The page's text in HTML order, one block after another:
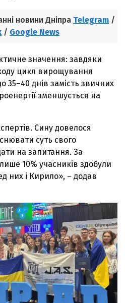
новини Дніпра Telegram /
/ Google News
значення: завдяки
цикл вирощування
35–40 днів замість звичних
зменшується на
Сину довелося
суть свого
на запитання. За
10% учасників здобули
них і Кирило», – додав